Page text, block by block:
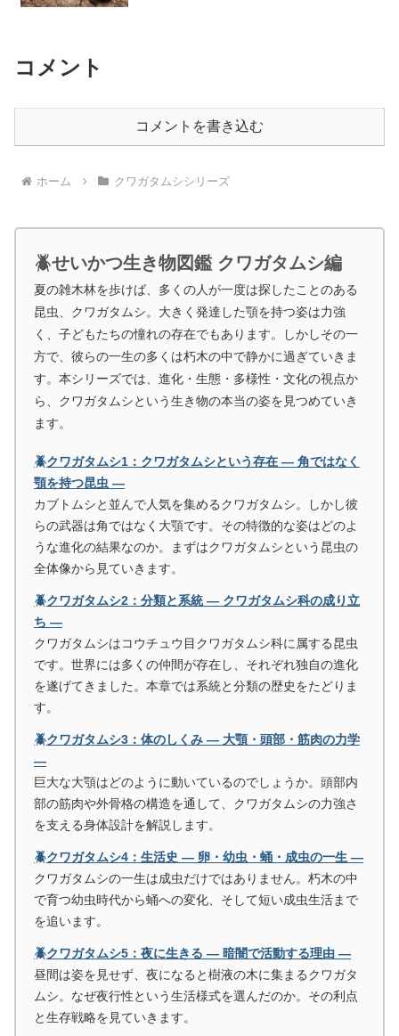
コメント
コメントを書き込む
ホーム クワガタムシシリーズ
🪲せいかつ生き物図鑑 クワガタムシ編
夏の雑木林を歩けば、多くの人が一度は探したことのある
昆虫、クワガタムシ。大きく発達した顎を持つ姿は力強
く、子どもたちの憧れの存在でもあります。しかしその一
方で、彼らの一生の多くは朽木の中で静かに過ぎていきま
す。本シリーズでは、進化・生態・多様性・文化の視点か
ら、クワガタムシという生き物の本当の姿を見つめていき
ます。
🪲クワガタムシ1：クワガタムシという存在 ― 角ではなく
顎を持つ昆虫 ―
カブトムシと並んで人気を集めるクワガタムシ。しかし彼
らの武器は角ではなく大顎です。その特徴的な姿はどのよ
うな進化の結果なのか。まずはクワガタムシという昆虫の
全体像から見ていきます。
🪲クワガタムシ2：分類と系統 ― クワガタムシ科の成り立
ち ―
クワガタムシはコウチュウ目クワガタムシ科に属する昆虫
です。世界には多くの仲間が存在し、それぞれ独自の進化
を遂げてきました。本章では系統と分類の歴史をたどりま
す。
🪲クワガタムシ3：体のしくみ ― 大顎・頭部・筋肉の力学
―
巨大な大顎はどのように動いているのでしょうか。頭部内
部の筋肉や外骨格の構造を通して、クワガタムシの力強さ
を支える身体設計を解説します。
🪲クワガタムシ4：生活史 ― 卵・幼虫・蛹・成虫の一生 ―
クワガタムシの一生は成虫だけではありません。朽木の中
で育つ幼虫時代から蛹への変化、そして短い成虫生活まで
を追います。
🪲クワガタムシ5：夜に生きる ― 暗闇で活動する理由 ―
昼間は姿を見せず、夜になると樹液の木に集まるクワガタ
ムシ。なぜ夜行性という生活様式を選んだのか。その利点
と生存戦略を見ていきます。